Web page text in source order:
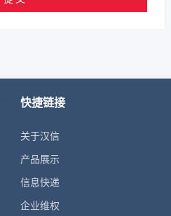
快捷链接
关于汉信
产品展示
信息快递
企业维权